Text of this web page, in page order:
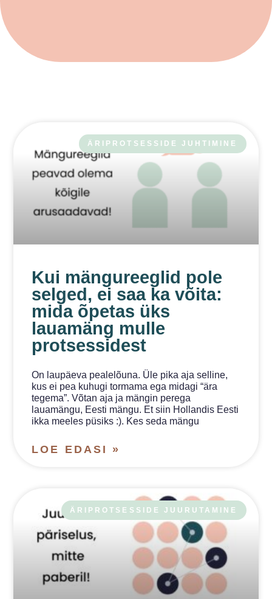
ÄRIPROTSESSIDE JUHTIMINE
Kui mängureeglid pole
selged, ei saa ka võita:
mida õpetas üks
lauamäng mulle
protsessidest
On laupäeva pealelõuna. Üle pika aja selline,
kus ei pea kuhugi tormama ega midagi “ära
tegema”. Võtan aja ja mängin perega
lauamängu, Eesti mängu. Et siin Hollandis Eesti
ikka meeles püsiks :). Kes seda mängu
LOE EDASI »
ÄRIPROTSESSIDE JUURUTAMINE